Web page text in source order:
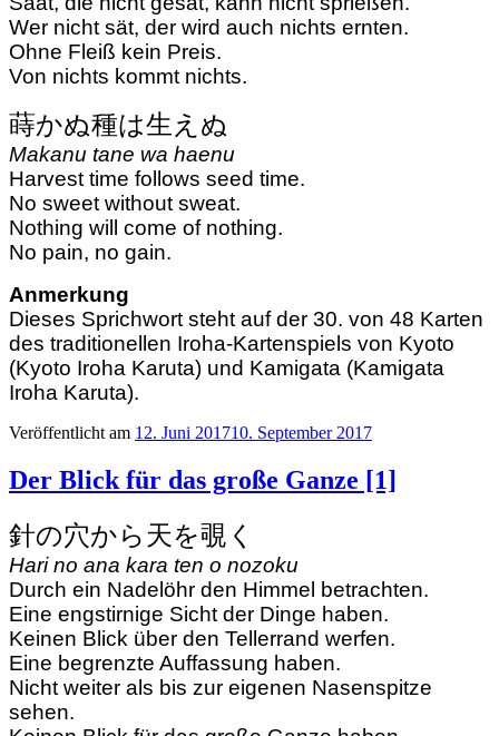
Wer nicht sät, der wird auch nichts ernten.
Ohne Fleiß kein Preis.
Von nichts kommt nichts.
蒔かぬ種は生えぬ
Makanu tane wa haenu
Harvest time follows seed time.
No sweet without sweat.
Nothing will come of nothing.
No pain, no gain.
Anmerkung
Dieses Sprichwort steht auf der 30. von 48 Karten
des traditionellen Iroha-Kartenspiels von Kyoto
(Kyoto Iroha Karuta) und Kamigata (Kamigata
Iroha Karuta).
Veröffentlicht am 12. Juni 201710. September 2017
Der Blick für das große Ganze [1]
針の穴から天を覗く
Hari no ana kara ten o nozoku
Durch ein Nadelöhr den Himmel betrachten.
Eine engstirnige Sicht der Dinge haben.
Keinen Blick über den Tellerrand werfen.
Eine begrenzte Auffassung haben.
Nicht weiter als bis zur eigenen Nasenspitze
sehen.